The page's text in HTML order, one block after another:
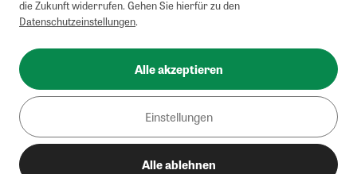
die Zukunft widerrufen. Gehen Sie hierfür zu den
Datenschutzeinstellungen.
Alle akzeptieren
Einstellungen
Alle ablehnen